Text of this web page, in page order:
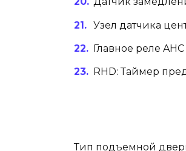
Узел датчика
Главное реле AHC
RHD: Таймер
Тип подъемной